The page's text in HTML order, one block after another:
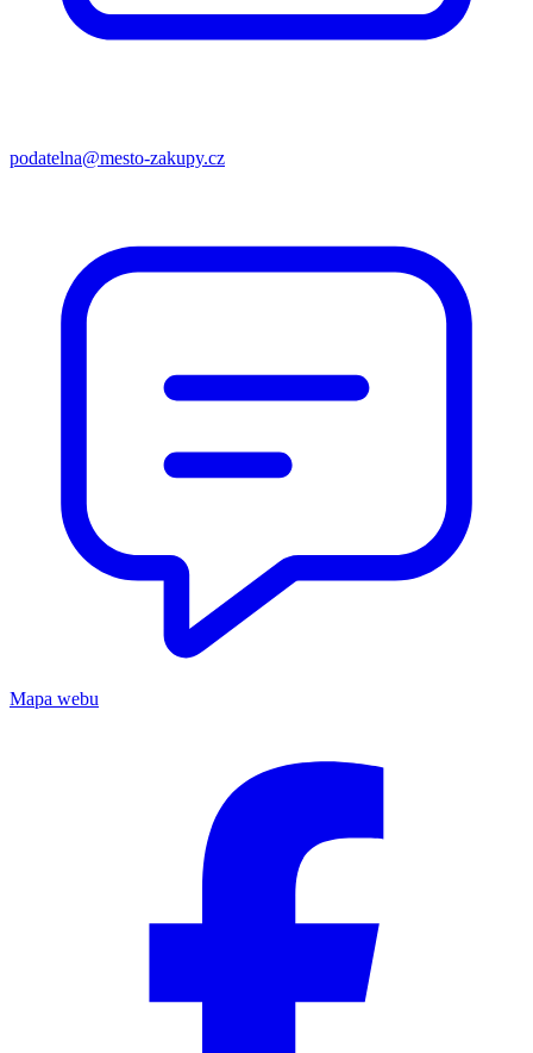
podatelna@mesto-zakupy.cz
Mapa webu